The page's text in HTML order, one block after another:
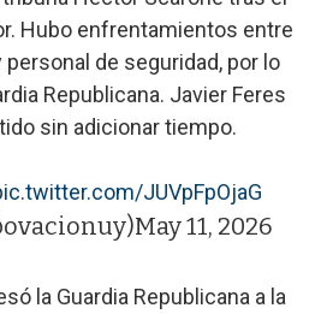
Hubo enfrentamientos entre
personal de seguridad, por lo
Republicana. Javier Feres
sin adicionar tiempo.
JUVpFpOjaG
May 11, 2026
la Guardia Republicana a la